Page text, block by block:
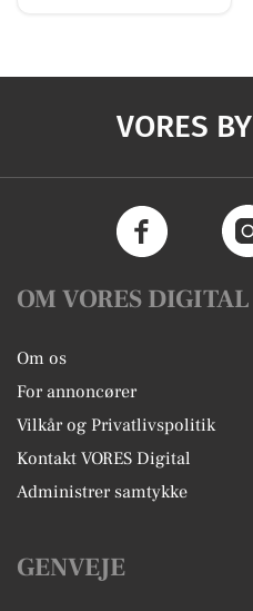
VORES BY
OM VORES DIGITAL
Om os
For annoncører
Vilkår og Privatlivspolitik
Kontakt VORES Digital
Administrer samtykke
GENVEJE